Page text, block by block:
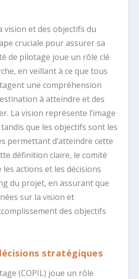
vision et des objectifs du
cruciale pour assurer sa
de pilotage joue un rôle clé
en veillant à ce que tous
une compréhension
à atteindre et des
La vision représente l’image
que les objectifs sont les
permettant d’atteindre cette
définition claire, le comité
actions et les décisions
du projet, en assurant que
sur la vision et
des objectifs
stratégiques
(COPIL) joue un rôle